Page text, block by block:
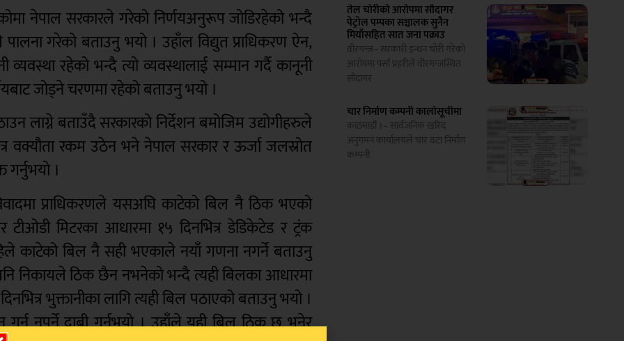
नेपाल सरकारले गरेको निर्णयअनुरूप जोडिरहेको भन्दै
गरेको बताउनु भयो । उहाँल विद्युत प्राधिकरण ऐन,
व्यवस्था रहेको भन्दै त्यो व्यवस्थालाई सम्मान गर्दै कानूनी
जोड्ने चरणमा रहेको बताउनु भयो ।
लाग्ने बताउँदै सरकारको निर्देशन बमोजिम उद्योगीहरुले
वक्यौता रकम उठेन भने नेपाल सरकार र ऊर्जा जलस्रोत
गर्नुभयो ।
प्राधिकरणले यसअघि काटेको बिल नै ठिक भएको
मिटरका आधारमा १५ दिनभित्र डेडिकेटेड र ट्रंक
बिल नै सही भएकाले नयाँ गणना नगर्ने बताउनु
निकायले ठिक छैन नभनेको भन्दै त्यही बिलका आधारमा
भुक्तानीका लागि त्यही बिल पठाएको बताउनु भयो ।
नपर्ने दाबी गर्नुभयो । उहाँले यही बिल ठिक छ भनेर
तेल चोरीको आरोपमा सौदागर
पेट्रोल पम्पका सञ्चालक सुनैन
मियाँसहित सात जना पक्राउ
वीरगन्ज– सरकारी इन्धन चोरी गरेको
आरोपमा पर्सा प्रहरीले वीरगन्जस्थित
सौदागर
चार निर्माण कम्पनी कालोसूचीमा
काठमाडौं ।– सार्वजनिक खरिद
अनुगमन कार्यालयले चार वटा निर्माण
कम्पनी